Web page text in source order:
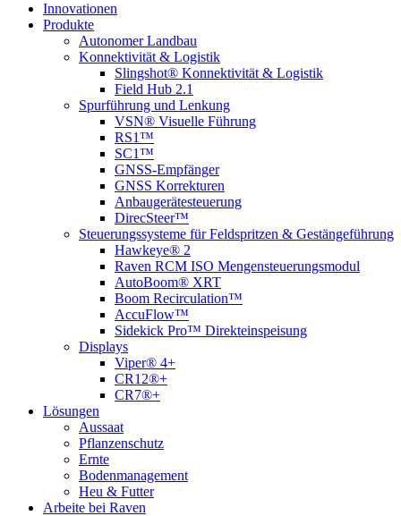
Innovationen
Produkte
Autonomer Landbau
Konnektivität & Logistik
Slingshot® Konnektivität & Logistik
Field Hub 2.1
Spurführung und Lenkung
VSN® Visuelle Führung
RS1™
SC1™
GNSS-Empfänger
GNSS Korrekturen
Anbaugerätesteuerung
DirecSteer™
Steuerungssysteme für Feldspritzen & Gestängeführung
Hawkeye® 2
Raven RCM ISO Mengensteuerungsmodul
AutoBoom® XRT
Boom Recirculation™
AccuFlow™
Sidekick Pro™ Direkteinspeisung
Displays
Viper® 4+
CR12®+
CR7®+
Lösungen
Aussaat
Pflanzenschutz
Ernte
Bodenmanagement
Heu & Futter
Arbeite bei Raven